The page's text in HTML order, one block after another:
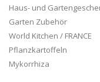
Haus- und
Garten Zubehör
World Kitchen / FRANCE
Pflanzkartoffeln
Mykorrhiza